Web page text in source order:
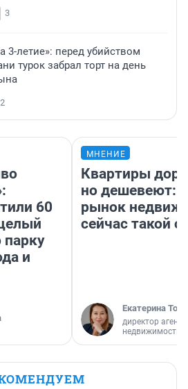
3
3-летие»: перед убийством
турок забрал торт на день
2
60
парку
и
МНЕНИЕ
Квартиры
но дешевеют:
рынок
сейчас такой
Екатерина
директор
недвижимости